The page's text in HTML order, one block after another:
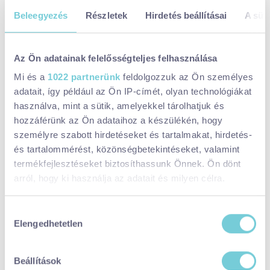
Beleegyezés Részletek Hirdetés beállításai A
Az Ön adatainak felelősségteljes felhasználása
Mi és a 1022 partnerünk feldolgozzuk az Ön személyes
adatait, így például az Ön IP-címét, olyan technológiákat
használva, mint a sütik, amelyekkel tárolhatjuk és
hozzáférünk az Ön adataihoz a készülékén, hogy
személyre szabott hirdetéseket és tartalmakat, hirdetés-
és tartalommérést, közönségbetekintéseket, valamint
termékfejlesztéseket biztosíthassunk Önnek. Ön dönt
arról, hogy ki használja az adatait és milyen célra.
Információgyűjtés az Ön földrajzi
Az Ön készülékén beazonosítása annak konkrét
tulajdonságainak (ujjlenyomat) aktív ellenőrzésével
kiválasztása
Elengedhetetlen
Beállítások
Borászat, Kislaki Bormanufaktúra, Pócz Pincészet, Androsics
Birtok, A Zöld Ajtós Ház, Várszegi Pincészet, Ikon Borászat,
Veszprémi Pince, Papp Pince, a BOR the Wine, Hujber Pince,
Podmaniczky Pince és Szőlőbirtok, Rádpuszta Szőlőbirtok,
Balatonboglári Borgazdaság Zrt.